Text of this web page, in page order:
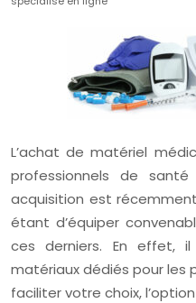
L’achat de matériel
professionnels de
acquisition est
étant d’équiper
ces derniers. En effet,
matériaux dédiés pour les
faciliter votre choix,